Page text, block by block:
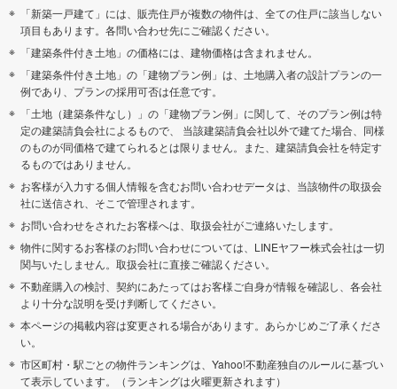
「新築一戸建て」には、販売住戸が複数の物件は、全ての住戸に該当しない
項目もあります。各問い合わせ先にご確認ください。
「建築条件付き土地」の価格には、建物価格は含まれません。
「建築条件付き土地」の「建物プラン例」は、土地購入者の設計プランの一
例であり、プランの採用可否は任意です。
「土地（建築条件なし）」の「建物プラン例」に関して、そのプラン例は特
定の建築請負会社によるもので、 当該建築請負会社以外で建てた場合、同様
のものが同価格で建てられるとは限りません。また、建築請負会社を特定す
るものではありません。
お客様が入力する個人情報を含むお問い合わせデータは、当該物件の取扱会
社に送信され、そこで管理されます。
お問い合わせをされたお客様へは、取扱会社がご連絡いたします。
物件に関するお客様のお問い合わせについては、LINEヤフー株式会社は一切
関与いたしません。取扱会社に直接ご確認ください。
不動産購入の検討、契約にあたってはお客様ご自身が情報を確認し、各会社
より十分な説明を受け判断してください。
本ページの掲載内容は変更される場合があります。あらかじめご了承くださ
い。
市区町村・駅ごとの物件ランキングは、Yahoo!不動産独自のルールに基づい
て表示しています。（ランキングは火曜更新されます）